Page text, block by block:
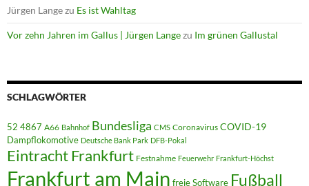
Jürgen Langezu Es ist Wahltag
Vor zehn Jahren im Gallus | Jürgen Langezu Im grünen Gallustal
SCHLAGWÖRTER
52 4867 A66 Bahnhof Bundesliga CMS Coronavirus COVID-19
Dampflokomotive Deutsche Bank Park DFB-Pokal
Eintracht Frankfurt Festnahme Feuerwehr Frankfurt-Höchst
Frankfurt am Main freie Software Fußball